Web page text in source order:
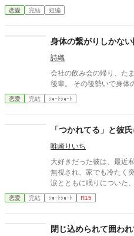
かけに月鈴の運命は大きく動き出す。 冷酷と
なぜか彼女だけには甘す
恋愛 完結 短編
身体の繋がりしかな
詩織
会社の飲み会の帰り、た
後輩。 その後勢いで身体
恋愛 完結 ｼｮｰﾄｼｮｰﾄ
「つかれてる」と彼
唯崎りいち
大好きだった彼は、最近
無視され、家でも冷たく
涙とともに眠りについた
関係は、予想もしない結
恋愛 完結 ｼｮｰﾄｼｮｰﾄ R15
閉じ込められて囲われ